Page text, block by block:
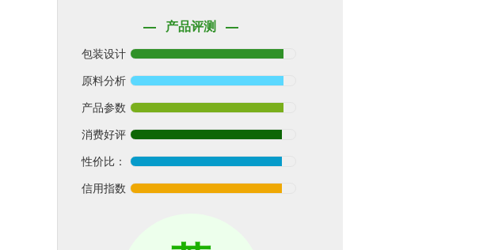
产品评测
包装设计
原料分析
产品参数
消费好评
性价比：
信用指数